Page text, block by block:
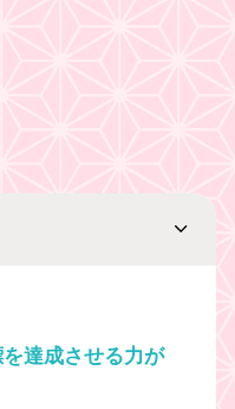
達成させる力が